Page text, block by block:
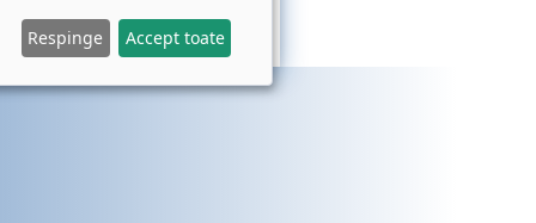
Respinge Accept toate